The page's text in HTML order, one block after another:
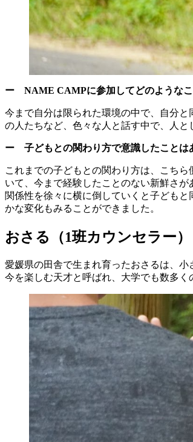
ー NAME CAMPに参加してどのようなこ
今まで自分は限られた環境の中で、自分
の人たちなど、色々な人と話す中で、人と
ー 子どもとの関わり方で意識したことは
これまでの子どもとの関わり方は、こち
いて、今まで経験したことのない新鮮さが
関係性を徐々に横に倒していくと子ども
かな変化もみることができました。
おさる（1班カウンセラー）
愛媛県の田舎で生まれ育ったおさるは、
今を楽しむ天才と呼ばれ、大学でも数多く